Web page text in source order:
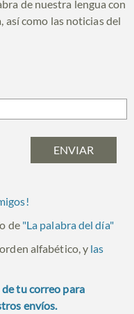
de nuestra lengua con
así como las noticias del
de "La palabra del día"
alfabético, y las
tu correo para
envíos.